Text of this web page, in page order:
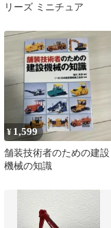
リーズ ミニチュア
¥ 1,599
舗装技術者のための建設
機械の知識